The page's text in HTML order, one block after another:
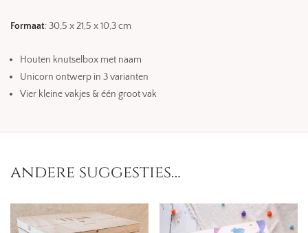
Formaat: 30,5 x 21,5 x 10,3 cm
Houten knutselbox met naam
Unicorn ontwerp in 3 varianten
Vier kleine vakjes & één groot vak
andere suggesties…